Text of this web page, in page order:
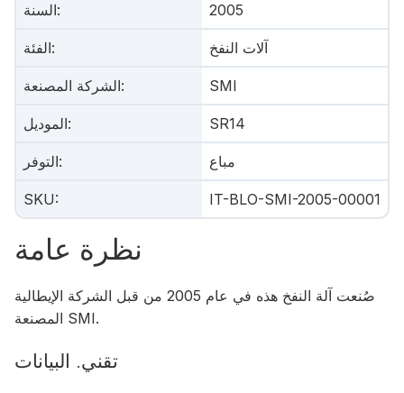
السنة: 2005
الفئة: آلات النفخ
الشركة المصنعة: SMI
الموديل: SR14
التوفر: مباع
SKU: IT-BLO-SMI-2005-00001
نظرة عامة
صُنعت آلة النفخ هذه في عام 2005 من قبل الشركة الإيطالية
المصنعة SMI.
تقني. البيانات